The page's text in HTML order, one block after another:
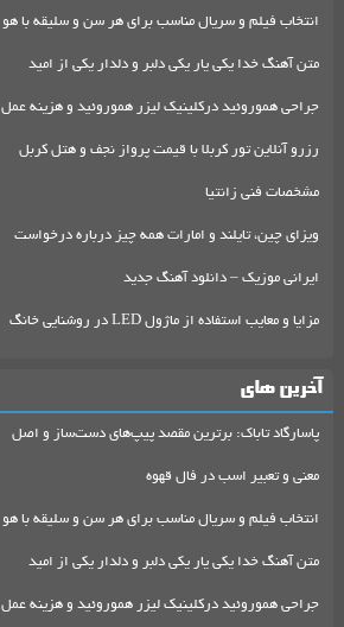
انتخاب فیلم و سریال مناسب برای هر سن و سلیقه با هو
متن آهنگ خدا یکی یار یکی دلبر و دلدار یکی از امید
جراحی هموروئید درکلینیک لیزر هموروئید و هزینه عمل
رزرو آنلاین تور کربلا با قیمت پرواز نجف و هتل کربل
مشخصات فنی زانتیا
ویزای چین، تایلند و امارات همه چیز درباره درخواست
ایرانی موزیک – دانلود آهنگ جدید
مزایا و معایب استفاده از ماژول LED در روشنایی خانگ
آخرین های
پاسارگاد تاباک: برترین مقصد پیپ‌های دست‌ساز و اصل
معنی و تعبیر اسب در فال قهوه
انتخاب فیلم و سریال مناسب برای هر سن و سلیقه با هو
متن آهنگ خدا یکی یار یکی دلبر و دلدار یکی از امید
جراحی هموروئید درکلینیک لیزر هموروئید و هزینه عمل